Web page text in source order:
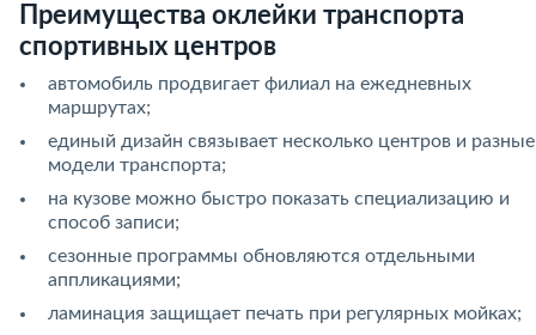
Преимущества оклейки транспорта
спортивных центров
автомобиль продвигает филиал на ежедневных
маршрутах;
единый дизайн связывает несколько центров и разные
модели транспорта;
на кузове можно быстро показать специализацию и
способ записи;
сезонные программы обновляются отдельными
аппликациями;
ламинация защищает печать при регулярных мойках;